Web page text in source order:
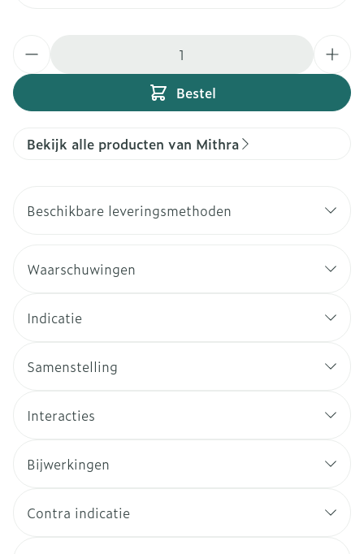
Bestel
Bekijk alle producten van Mithra
Beschikbare leveringsmethoden
Waarschuwingen
Indicatie
Samenstelling
Interacties
Bijwerkingen
Contra indicatie